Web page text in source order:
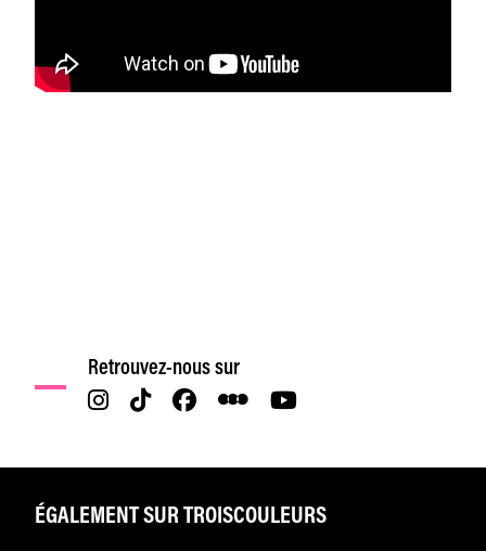
Retrouvez-nous sur
ÉGALEMENT SUR TROISCOULEURS